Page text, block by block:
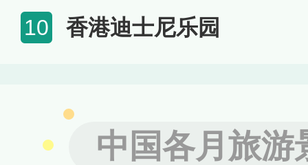
10 香港迪士尼乐园
中国各月旅游